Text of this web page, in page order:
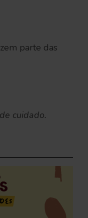
parte das
cuidado.